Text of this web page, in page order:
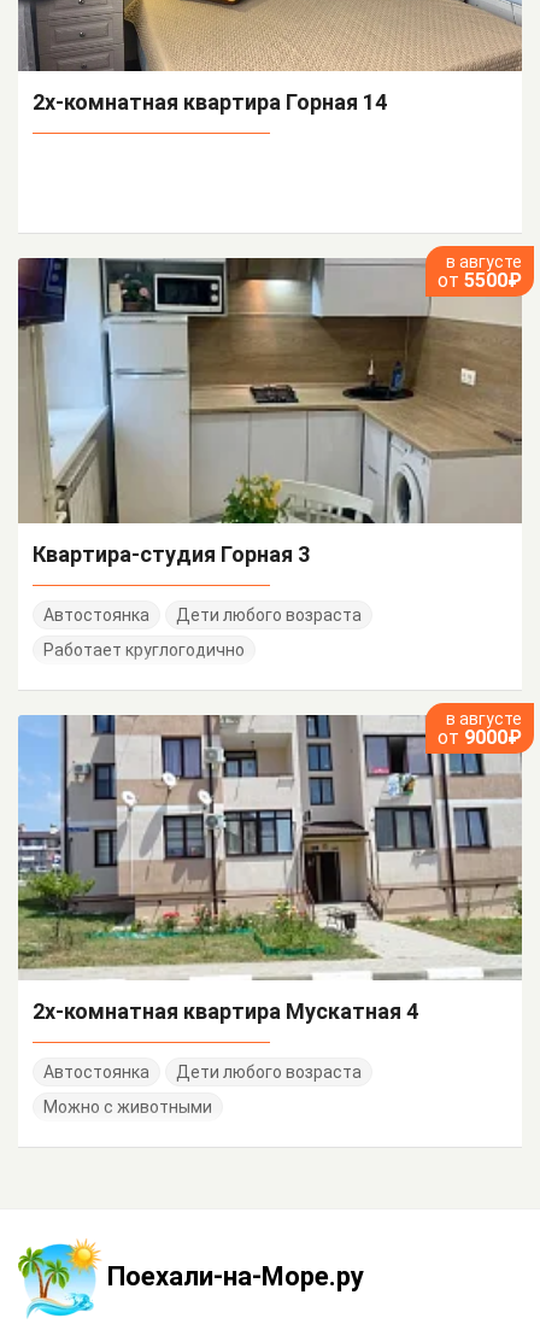
2х-комнатная квартира Горная 14
в августе
от 5500₽
Квартира-студия Горная 3
Автостоянка
Дети любого возраста
Работает круглогодично
в августе
от 9000₽
2х-комнатная квартира Мускатная 4
Автостоянка
Дети любого возраста
Можно с животными
Поехали-на-Море.ру